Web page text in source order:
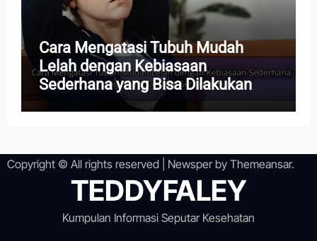
Cara Mengatasi Tubuh Mudah
Lelah dengan Kebiasaan
Sederhana yang Bisa Dilakukan
Copyright © All rights reserved Newsperby Themeansar.
TEDDYFALEY
Kumpulan Informasi Seputar Kesehatan